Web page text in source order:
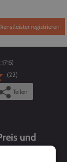
registrieren
1715)
(22)
Teilen
und